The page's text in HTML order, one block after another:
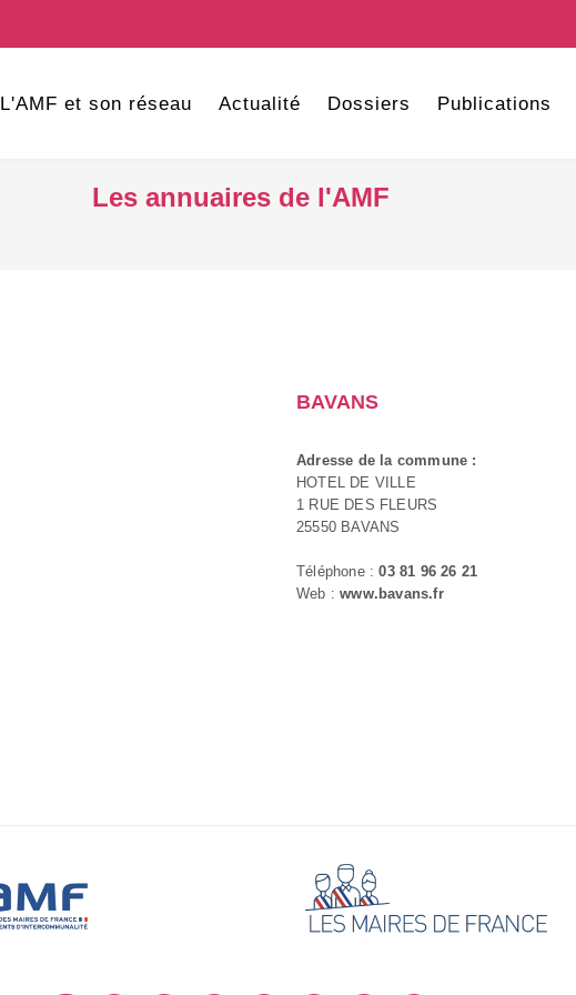
L'AMF et son réseau Actualité Dossiers Publications
Les annuaires de l'AMF
BAVANS
Adresse de la commune :
HOTEL DE VILLE
1 RUE DES FLEURS
25550 BAVANS
Téléphone :03 81 96 26 21
Web :www.bavans.fr